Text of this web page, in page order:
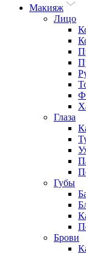
Макияж
Лицо
Глаза
Губы
Брови